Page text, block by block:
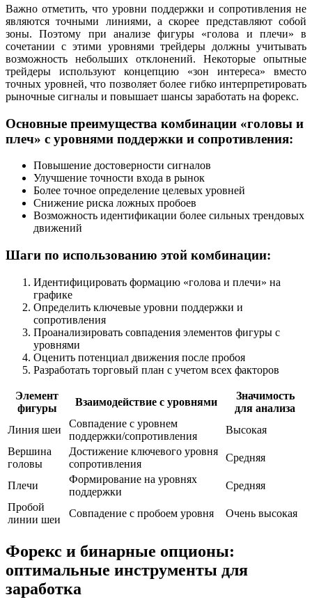
Важно отметить, что уровни поддержки и сопротивления не
являются точными линиями, а скорее представляют собой
зоны. Поэтому при анализе фигуры «голова и плечи» в
сочетании с этими уровнями трейдеры должны учитывать
возможность небольших отклонений. Некоторые опытные
трейдеры используют концепцию «зон интереса» вместо
точных уровней, что позволяет более гибко интерпретировать
рыночные сигналы и повышает шансы заработать на форекс.
Основные преимущества комбинации «головы и
плеч» с уровнями поддержки и сопротивления:
Повышение достоверности сигналов
Улучшение точности входа в рынок
Более точное определение целевых уровней
Снижение риска ложных пробоев
Возможность идентификации более сильных трендовых
движений
Шаги по использованию этой комбинации:
Идентифицировать формацию «голова и плечи» на
графике
Определить ключевые уровни поддержки и
сопротивления
Проанализировать совпадения элементов фигуры с
уровнями
Оценить потенциал движения после пробоя
Разработать торговый план с учетом всех факторов
Элемент
фигуры
Взаимодействие с уровнями
Значимость
для анализа
Линия шеи
Совпадение с уровнем
поддержки/сопротивления
Высокая
Вершина
головы
Достижение ключевого уровня
сопротивления
Средняя
Плечи
Формирование на уровнях
поддержки
Средняя
Пробой
линии шеи
Совпадение с пробоем уровня Очень высокая
Форекс и бинарные опционы:
оптимальные инструменты для
заработка